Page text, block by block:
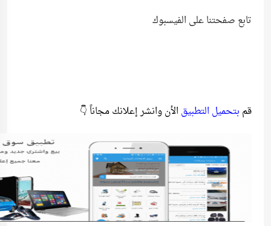
تابع صفحتنا على الفيسبوك
قم بتحميل التطبيق الأن وانشر إعلانك مجاناً 👇